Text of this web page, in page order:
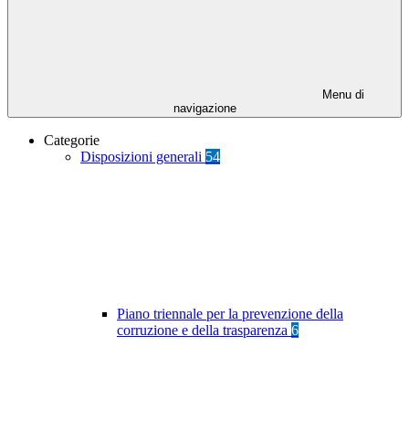
Menu di
navigazione
Categorie
Disposizioni generali 54
Piano triennale per la prevenzione della
corruzione e della trasparenza 6